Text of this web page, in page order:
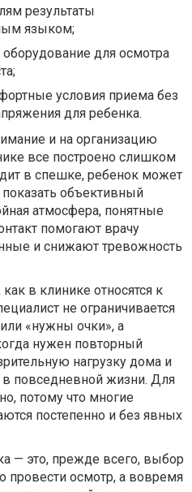
результаты
языком;
для осмотра
условия приема без
для ребенка.
и на организацию
все построено слишком
в спешке, ребенок может
показать объективный
атмосфера, понятные
помогают врачу
и снижают тревожность
в клинике относятся к
не ограничивается
«нужны очки», а
нужен повторный
нагрузку дома и
в повседневной жизни. Для
потому что многие
постепенно и без явных
— это, прежде всего, выбор
провести осмотр, а вовремя